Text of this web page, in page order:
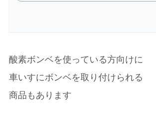
酸素ボンベを使っている方向けに
車いすにボンベを取り付けられる
商品もあります